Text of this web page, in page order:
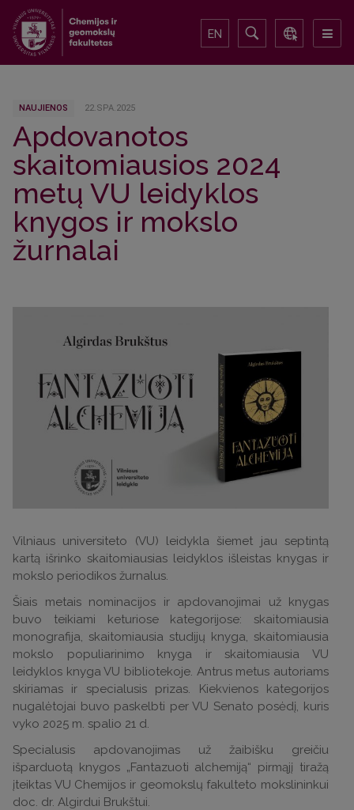
EN
NAUJIENOS 22.SPA.2025
Apdovanotos
skaitomiausios 2024
metų VU leidyklos
knygos ir mokslo
žurnalai
Vilniaus universiteto (VU) leidykla šiemet jau septintą
kartą išrinko skaitomiausias leidyklos išleistas knygas ir
mokslo periodikos žurnalus.
Šiais metais nominacijos ir apdovanojimai už knygas
buvo teikiami keturiose kategorijose: skaitomiausia
monografija, skaitomiausia studijų knyga, skaitomiausia
mokslo populiarinimo knyga ir skaitomiausia VU
leidyklos knyga VU bibliotekoje. Antrus metus autoriams
skiriamas ir specialusis prizas. Kiekvienos kategorijos
nugalėtojai buvo paskelbti per VU Senato posėdį, kuris
vyko 2025 m. spalio 21 d.
Specialusis apdovanojimas už žaibišku greičiu
išparduotą knygos „Fantazuoti alchemiją“ pirmąjį tiražą
įteiktas VU Chemijos ir geomokslų fakulteto mokslininkui
doc. dr. Algirdui Brukštui.